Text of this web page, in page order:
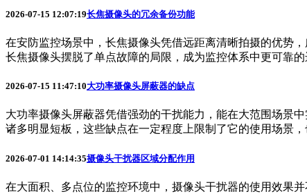
2026-07-15 12:07:19长焦摄像头的冗余备份功能
在安防监控场景中，长焦摄像头凭借远距离清晰拍摄的优势
长焦摄像头摆脱了单点故障的局限，成为监控体系中更可靠
2026-07-15 11:47:10大功率摄像头屏蔽器的缺点
大功率摄像头屏蔽器凭借强劲的干扰能力，能在大范围场景
诸多明显短板，这些缺点在一定程度上限制了它的使用场景
2026-07-01 14:14:35摄像头干扰器区域分配作用
在大面积、多点位的监控环境中，摄像头干扰器的使用效果